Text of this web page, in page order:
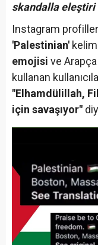
skandalla eleştiri
Instagram
'Palestinian'
emojisi ve Arapça
kullanan
"Elhamdülillah,
için savaşıyor"